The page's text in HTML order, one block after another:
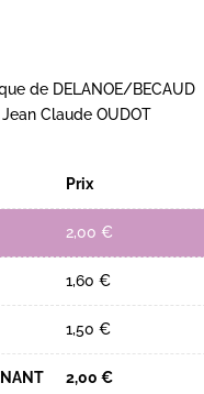
de DELANOE/BECAUD
Claude OUDOT
Prix
2,00 €
1,60 €
1,50 €
2,00 €